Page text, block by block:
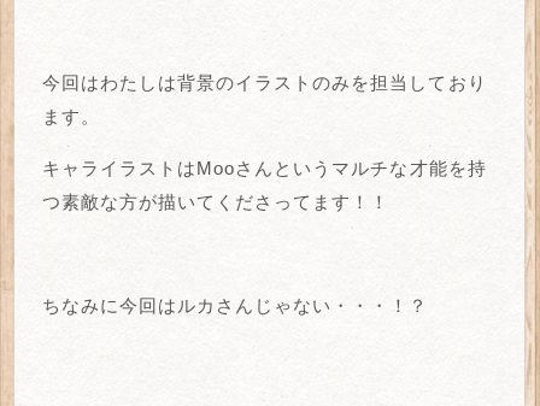
今回はわたしは背景のイラストのみを担当しており
ます。
キャライラストはMooさんというマルチな才能を持
つ素敵な方が描いてくださってます！！
ちなみに今回はルカさんじゃない・・・！？